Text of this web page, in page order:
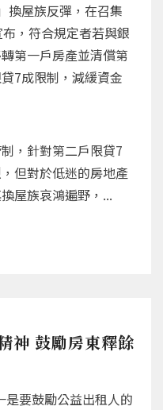
換屋族反彈，在召集
，符合規定者若與銀
第一戶房產並清償第
7成限制，減緩資金
，針對第二戶限貸7
但對於低迷的房地產
屋族哀鴻遍野，...
神 鼓勵房東釋餘
是要鼓勵公益出租人的